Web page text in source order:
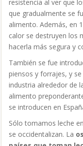
países que toman
aparecer cuando
Algunos pueblos que
leche en su
de que ellos no tengan
nuestros y que aquí se
sus hábitos
absolutamente nada
la vida, y
menos cantidad está